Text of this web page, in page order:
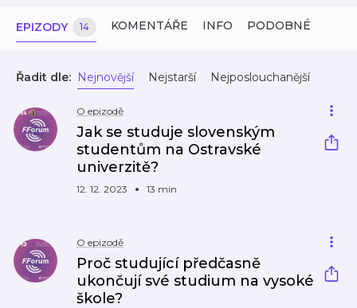
EPIZODY 14 KOMENTÁŘE INFO PODOBNÉ
Řadit dle: Nejnovější Nejstarší Nejposlouchanější
O epizodě
Jak se studuje slovenským
studentům na Ostravské
univerzitě?
12. 12. 2023 13 min
O epizodě
Proč studující předčasně
ukončují své studium na vysoké
škole?